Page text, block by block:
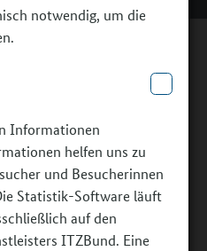
notwendig, um die
Informationen
helfen uns zu
und Besucherinnen
Statistik-Software läuft
auf den
ITZBund. Eine